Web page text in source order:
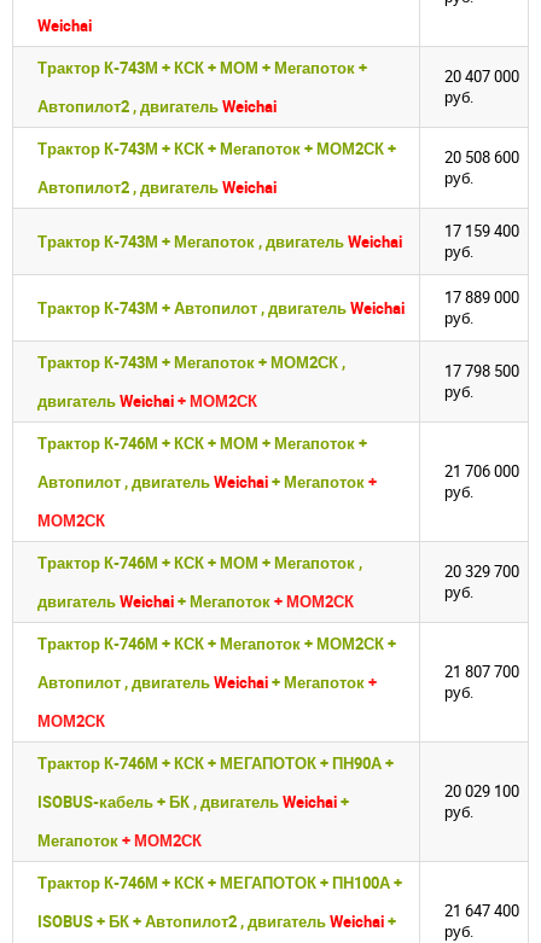
Weichai
Трактор К-743М + КСК + МОМ + Мегапоток +
Автопилот2 , двигательWeichai
20 407 000
руб.
Трактор К-743М + КСК + Мегапоток + МОМ2СК +
Автопилот2 , двигательWeichai
20 508 600
руб.
Трактор К-743М + Мегапоток , двигательWeichai
17 159 400
руб.
Трактор К-743М + Автопилот , двигательWeichai
17 889 000
руб.
Трактор К-743М + Мегапоток + МОМ2СК ,
двигательWeichai+ МОМ2СК
17 798 500
руб.
Трактор К-746М + КСК + МОМ + Мегапоток +
Автопилот , двигательWeichai+ Мегапоток+
МОМ2СК
21 706 000
руб.
Трактор К-746М + КСК + МОМ + Мегапоток ,
двигательWeichai+ Мегапоток+ МОМ2СК
20 329 700
руб.
Трактор К-746М + КСК + Мегапоток + МОМ2СК +
Автопилот , двигательWeichai+ Мегапоток+
МОМ2СК
21 807 700
руб.
Трактор К-746М + КСК + МЕГАПОТОК + ПН90А +
ISOBUS-кабель + БК , двигательWeichai+
Мегапоток+ МОМ2СК
20 029 100
руб.
Трактор К-746М + КСК + МЕГАПОТОК + ПН100А +
ISOBUS + БК + Автопилот2 , двигательWeichai+
21 647 400
руб.